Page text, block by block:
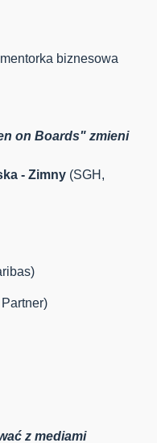
biznesowa
on Boards" zmieni
- Zimny (SGH,
z mediami